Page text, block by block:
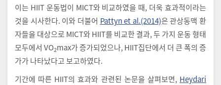
이는 HIIT 운동법이 MICT와 비교하였을 때, 더욱 효과적이라는
것을 시사한다. 이와 더불어 Pattyn et al.(2014)은 관상동맥 환
자들을 대상으로 MICT와 HIIT를 비교한 결과, 두 가지 운동 형태
모두에서 VO2max가 증가되었으나, HIIT집단에서 더 큰 폭의 증
가가 나타났다고 보고하였다.
기간에 따른 HIIT의 효과와 관련된 논문을 살펴보면, Heydari